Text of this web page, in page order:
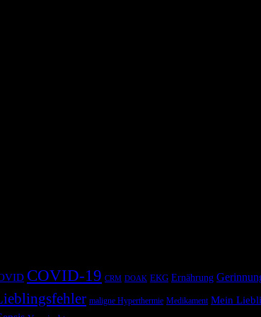
COVID-19 CRM DOAK EKG Ernährung
maligne Hyperthermie Medikament Mein